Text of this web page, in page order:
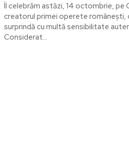
Îl celebrăm astăzi, 14 octombrie, pe
creatorul primei operete româneşti,
surprindă cu multă sensibilitate
Considerat...